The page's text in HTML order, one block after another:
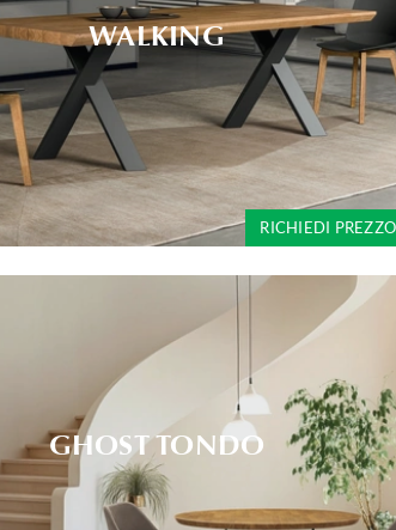
WALKING
RICHIEDI PREZZO
GHOST TONDO